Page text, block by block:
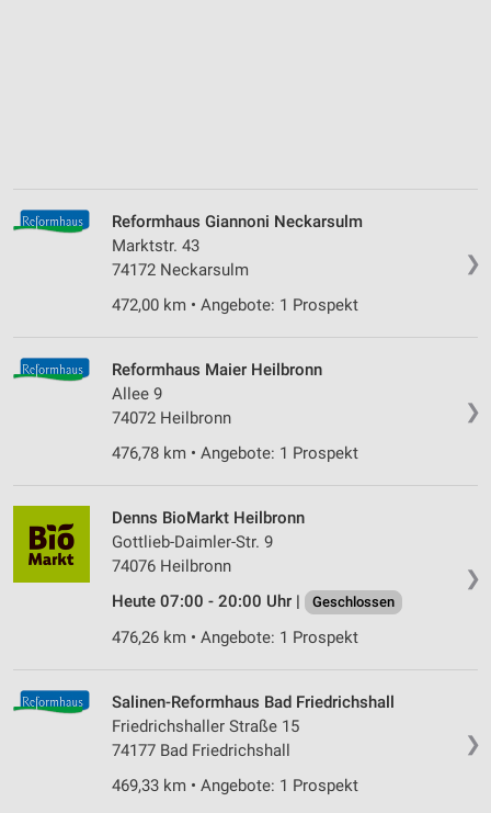
❯
Reformhaus Giannoni Neckarsulm
Marktstr. 43
74172 Neckarsulm
472,00 km • Angebote: 1 Prospekt
❯
Reformhaus Maier Heilbronn
Allee 9
74072 Heilbronn
476,78 km • Angebote: 1 Prospekt
❯
Denns BioMarkt Heilbronn
Gottlieb-Daimler-Str. 9
74076 Heilbronn
Heute 07:00 - 20:00 Uhr |
Geschlossen
476,26 km • Angebote: 1 Prospekt
❯
Salinen-Reformhaus Bad Friedrichshall
Friedrichshaller Straße 15
74177 Bad Friedrichshall
469,33 km • Angebote: 1 Prospekt